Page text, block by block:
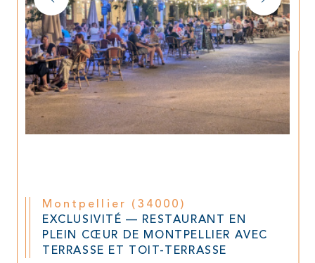
Montpellier (34000)
EXCLUSIVITÉ — RESTAURANT EN
PLEIN CŒUR DE MONTPELLIER AVEC
TERRASSE ET TOIT-TERRASSE